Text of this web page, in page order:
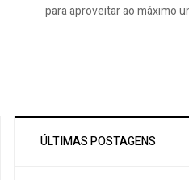
para aproveitar ao máximo
ÚLTIMAS POSTAGENS